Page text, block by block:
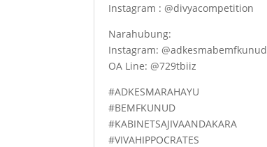
Instagram : @divyacompetition
Narahubung:
Instagram: @adkesmabemfkunud
OA Line: @729tbiiz
#ADKESMARAHAYU
#BEMFKUNUD
#KABINETSAJIVAANDAKARA
#VIVAHIPPOCRATES